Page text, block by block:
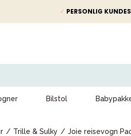
✓ PERSONLIG
Bilstol
Trille & Sulky Joie reisevogn